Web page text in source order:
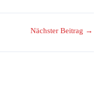
Nächster Beitrag →